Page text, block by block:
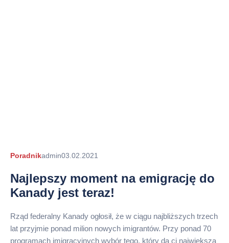
PoradnikAutor
admin03.02.2021
Najlepszy moment na emigrację do
Kanady jest teraz!
Rząd federalny Kanady ogłosił, że w ciągu najbliższych trzech
lat przyjmie ponad milion nowych imigrantów. Przy ponad 70
programach imigracyjnych wybór tego, który da ci największą